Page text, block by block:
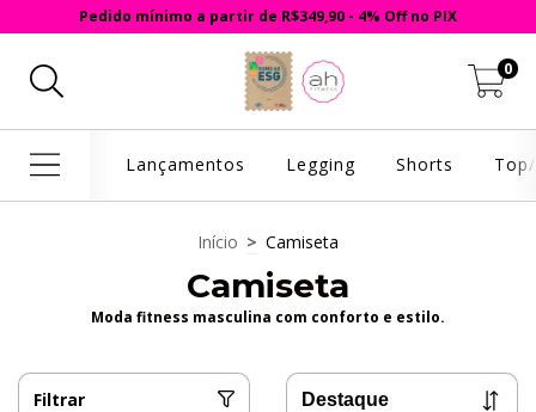
Pedido mínimo a partir de R$349,90 - 4% Off no PIX
0
Lançamentos Legging Shorts
Início > Camiseta
Camiseta
Moda fitness masculina com conforto e estilo.
Filtrar